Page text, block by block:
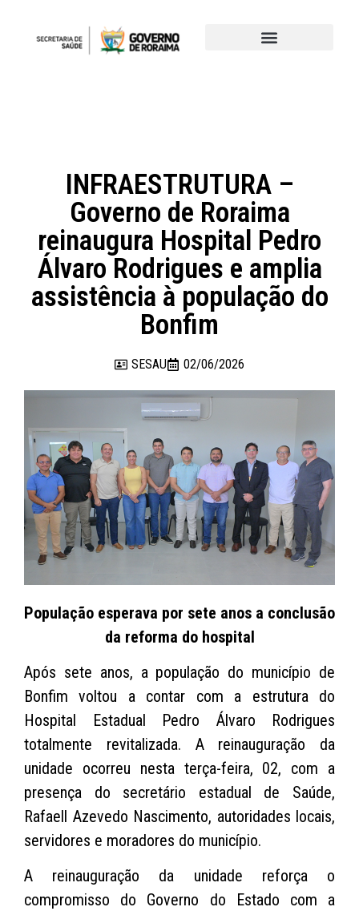
INFRAESTRUTURA –
Governo de Roraima
reinaugura Hospital Pedro
Álvaro Rodrigues e amplia
assistência à população do
Bonfim
SESAU 02/06/2026
População esperava por sete anos a conclusão
da reforma do hospital
Após sete anos, a população do município de
Bonfim voltou a contar com a estrutura do
Hospital Estadual Pedro Álvaro Rodrigues
totalmente revitalizada. A reinauguração da
unidade ocorreu nesta terça-feira, 02, com a
presença do secretário estadual de Saúde,
Rafaell Azevedo Nascimento, autoridades locais,
servidores e moradores do município.
A reinauguração da unidade reforça o
compromisso do Governo do Estado com a